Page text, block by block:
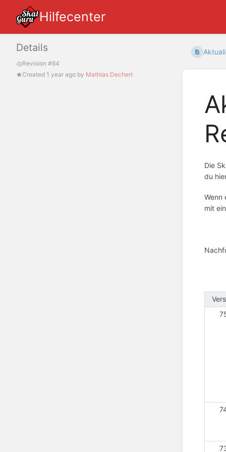
Hilfecenter
Details
Revision #64
Created 1 year ago by Mathias Dechert
Die
du
Wenn
mit